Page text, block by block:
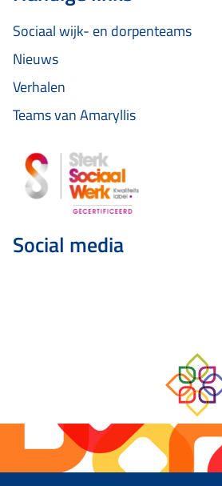
Sociaal wijk- en dorpenteams
Nieuws
Verhalen
Teams van Amaryllis
Social media